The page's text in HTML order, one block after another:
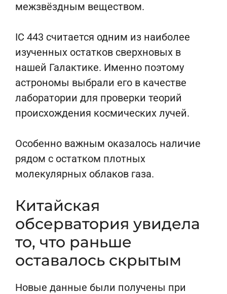
межзвёздным веществом.
IC 443 считается одним из наиболее
изученных остатков сверхновых в
нашей Галактике. Именно поэтому
астрономы выбрали его в качестве
лаборатории для проверки теорий
происхождения космических лучей.
Особенно важным оказалось наличие
рядом с остатком плотных
молекулярных облаков газа.
Китайская
обсерватория увидела
то, что раньше
оставалось скрытым
Новые данные были получены при